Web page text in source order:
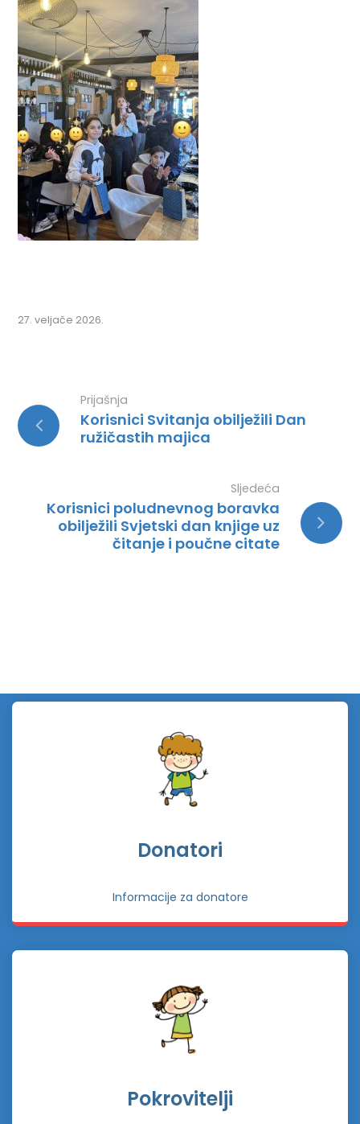
27. veljače 2026.
Prijašnja
Korisnici Svitanja obilježili Dan
ružičastih majica
Sljedeća
Korisnici poludnevnog boravka
obilježili Svjetski dan knjige uz
čitanje i poučne citate
Donatori
Informacije za donatore
Pokrovitelji